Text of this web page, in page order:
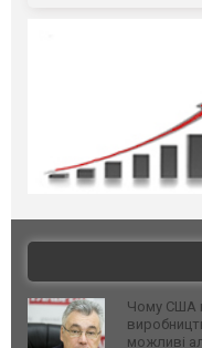
Чому США
можливі